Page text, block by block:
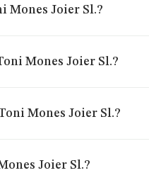
Mones Joier Sl.?
Mones Joier Sl.?
Mones Joier Sl.?
Joier Sl.?